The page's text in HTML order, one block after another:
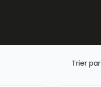
risques professionnels,
Trier par